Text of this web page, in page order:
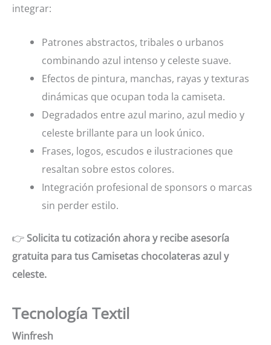
integrar:
Patrones abstractos, tribales o urbanos
combinando azul intenso y celeste suave.
Efectos de pintura, manchas, rayas y texturas
dinámicas que ocupan toda la camiseta.
Degradados entre azul marino, azul medio y
celeste brillante para un look único.
Frases, logos, escudos e ilustraciones que
resaltan sobre estos colores.
Integración profesional de sponsors o marcas
sin perder estilo.
👉 Solicita tu cotización ahora y recibe asesoría
gratuita para tus Camisetas chocolateras azul y
celeste.
Tecnología Textil
Winfresh